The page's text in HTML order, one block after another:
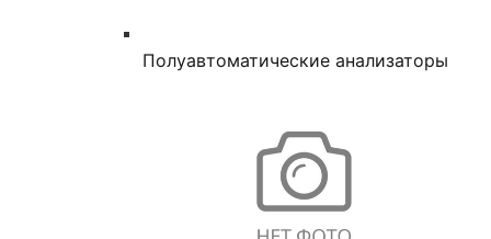
Полуавтоматические анализаторы